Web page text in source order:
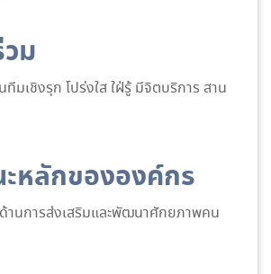
ม
มเชิงรุก โปร่งใส ใฝ่รู้ มีจิตบริการ สาน
หลักขององค์กร
านการส่งเสริมและพัฒนาศักยภาพคน